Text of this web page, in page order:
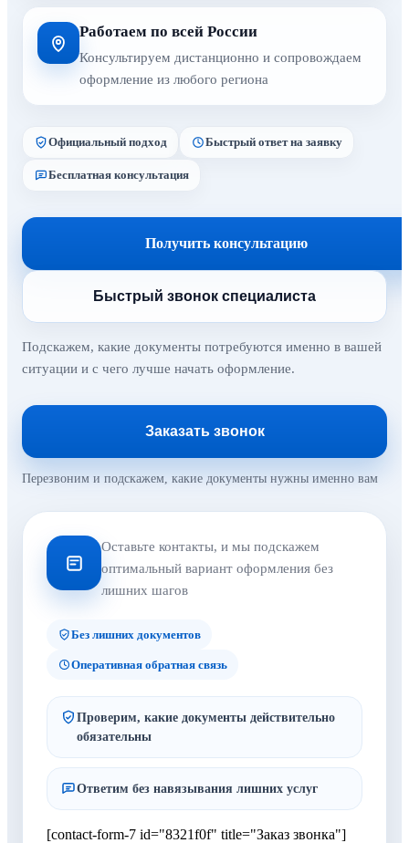
Работаем по всей России
Консультируем дистанционно и сопровождаем
оформление из любого региона
Официальный подход Быстрый ответ на заявку
Бесплатная консультация
Получить консультацию
Быстрый звонок специалиста
Подскажем, какие документы потребуются именно в вашей
ситуации и с чего лучше начать оформление.
Заказать звонок
Перезвоним и подскажем, какие документы нужны именно вам
Оставьте контакты, и мы подскажем
оптимальный вариант оформления без
лишних шагов
Без лишних документов
Оперативная обратная связь
Проверим, какие документы действительно
обязательны
Ответим без навязывания лишних услуг
[contact-form-7 id="8321f0f" title="Заказ звонка"]